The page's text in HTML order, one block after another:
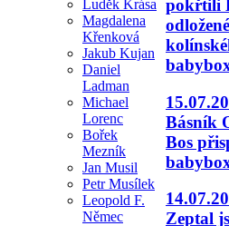
Luděk Krása
Magdalena
Křenková
Jakub Kujan
Daniel
Ladman
Michael
Lorenc
Bořek
Mezník
Jan Musil
Petr Musílek
Leopold F.
Němec
pokřtili
Básník
Bos
Zeptal